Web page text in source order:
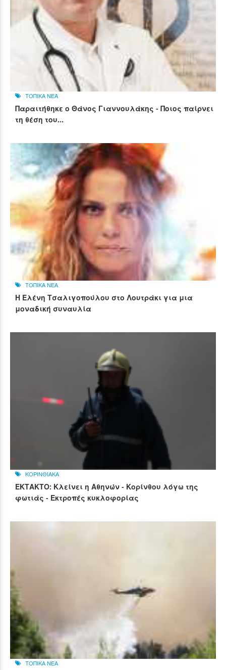
ΤΟΠΙΚΑ ΝΕΑ
Παραιτήθηκε ο Θάνος Γιαννουλάκης - Ποιος παίρνει
τη θέση του...
ΤΟΠΙΚΑ ΝΕΑ
Η Ελένη Τσαλιγοπούλου στο Λουτράκι για μια
μοναδική συναυλία
ΚΟΡΙΝΘΙΑΚΑ
ΕΚΤΑΚΤΟ: Κλείνει η Αθηνών - Κορίνθου λόγω της
φωτιάς - Εκτροπές κυκλοφορίας
ΤΟΠΙΚΑ ΝΕΑ